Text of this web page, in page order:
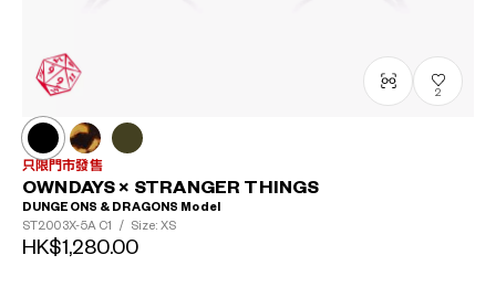
2
只限門市發售
OWNDAYS × STRANGER THINGS
DUNGEONS & DRAGONS Model
ST2003X-5A C1 / Size: XS
HK$1,280.00